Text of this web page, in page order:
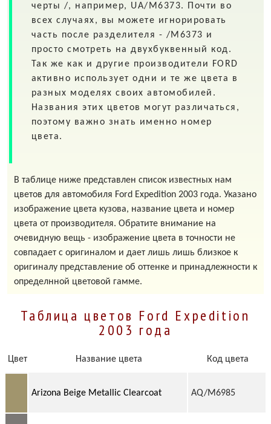
черты /, например, UA/M6373. Почти во
всех случаях, вы можете игнорировать
часть после разделителя - /M6373 и
просто смотреть на двухбуквенный код.
Так же как и другие производители FORD
активно использует одни и те же цвета в
разных моделях своих автомобилей.
Названия этих цветов могут различаться,
поэтому важно знать именно номер
цвета.
В таблице ниже представлен список известных нам
цветов для автомобиля Ford Expedition 2003 года. Указано
изображение цвета кузова, название цвета и номер
цвета от производителя. Обратите внимание на
очевидную вещь - изображение цвета в точности не
совпадает с оригиналом и дает лишь лишь близкое к
оригиналу представление об оттенке и принадлежности к
определнной цветовой гамме.
Таблица цветов Ford Expedition
2003 года
Цвет Название цвета Код цвета
Arizona Beige Metallic Clearcoat AQ/M6985